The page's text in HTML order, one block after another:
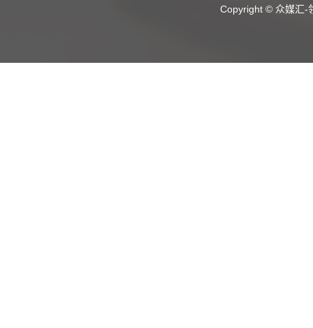
Copyright © 众媒汇-